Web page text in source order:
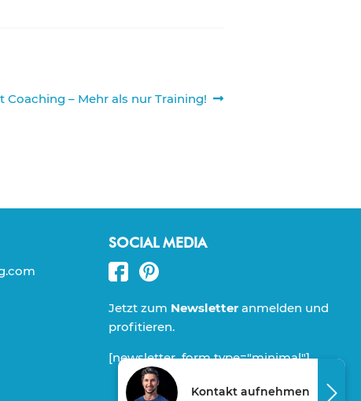
Coaching – Mehr als nur Training!
Kontakt aufnehmen
SOCIAL MEDIA
Jetzt zum Newsletter anmelden und
profitieren.
[newsletter_form type="minimal"]